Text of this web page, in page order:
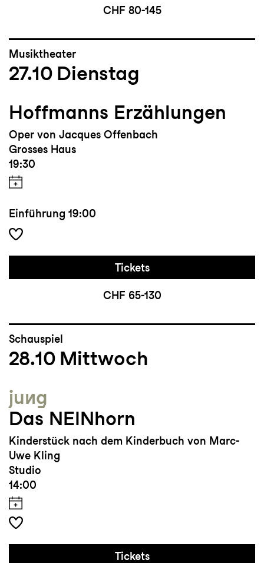
CHF 80-145
Musiktheater
27.10 Dienstag
Hoffmanns Erzählungen
Oper von Jacques Offenbach
Grosses Haus
19:30
Einführung 19:00
Tickets
CHF 65-130
Schauspiel
28.10 Mittwoch
jung
Das NEINhorn
Kinderstück nach dem Kinderbuch von Marc-
Uwe Kling
Studio
14:00
Tickets